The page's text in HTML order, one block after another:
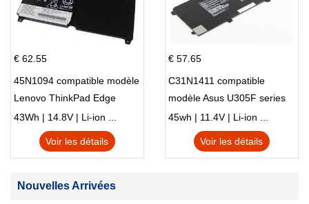
€ 62.55
45N1094 compatible modèle
Lenovo ThinkPad Edge
S230u Twist
43Wh | 14.8V | Li-ion ...
Voir les détails
€ 57.65
C31N1411 compatible
modèle Asus U305F series
45wh | 11.4V | Li-ion ...
Voir les détails
Nouvelles Arrivées